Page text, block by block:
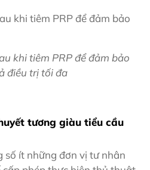
khi tiêm PRP để đảm bảo
điều trị tối đa
tương giàu tiểu cầu
số ít những đơn vị tư nhân